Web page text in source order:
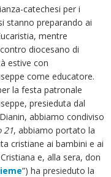
catechesi per i
stanno preparando ai
mentre
diocesano di
estive con
come educatore.
la festa patronale
presieduta dal
abbiamo condiviso
21, abbiamo portato la
cristiane ai bambini e ai
e, alla sera, don
”) ha presieduto la